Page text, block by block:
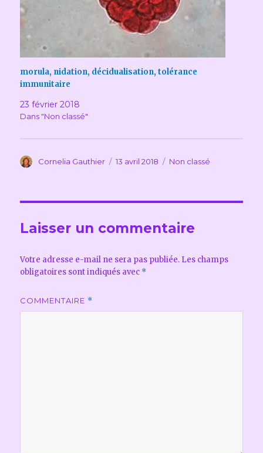
morula, nidation, décidualisation, tolérance
immunitaire
23 février 2018
Dans "Non classé"
Auteur
Cornelia Gauthier
Publié
13 avril 2018 Catégories
Non classé
Laisser un commentaire
Votre adresse e-mail ne sera pas publiée. Les champs
obligatoires sont indiqués avec *
COMMENTAIRE *